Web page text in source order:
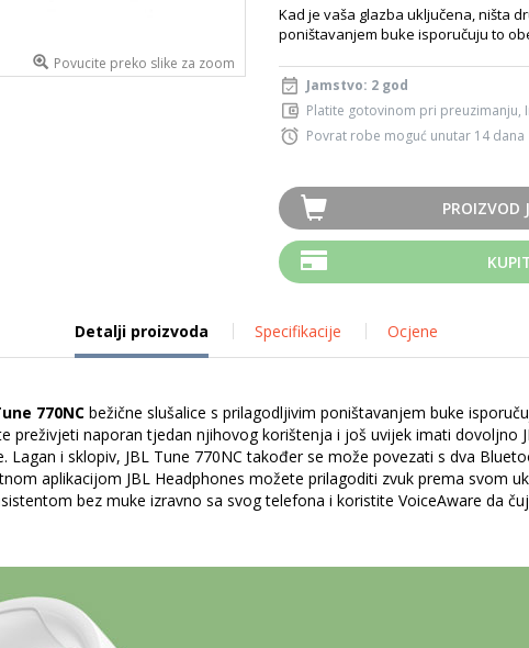
Povucite preko slike za zoom
Kad je vaša glazba uključena, ništa
poništavanjem buke isporučuju to
Jamstvo: 2 god
Platite gotovinom pri preuzimanju,
Povrat robe moguć unutar 14 dana
PROIZVOD
Detalji proizvoda Specifikacije Ocjene
770NC bežične slušalice s prilagodljivim poništavanjem buke
preživjeti naporan tjedan njihovog korištenja i još uvijek imati dovoljno
i sklopiv, JBL Tune 770NC također se može povezati s dva
aplikacijom JBL Headphones možete prilagoditi zvuk prema svom
bez muke izravno sa svog telefona i koristite VoiceAware da